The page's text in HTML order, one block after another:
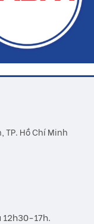
TP. Hồ Chí Minh
17h.